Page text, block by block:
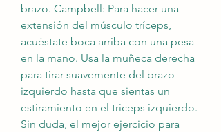
brazo. Campbell: Para hacer una
extensión del músculo tríceps,
acuéstate boca arriba con una pesa
en la mano. Usa la muñeca derecha
para tirar suavemente del brazo
izquierdo hasta que sientas un
estiramiento en el tríceps izquierdo.
Sin duda, el mejor ejercicio para